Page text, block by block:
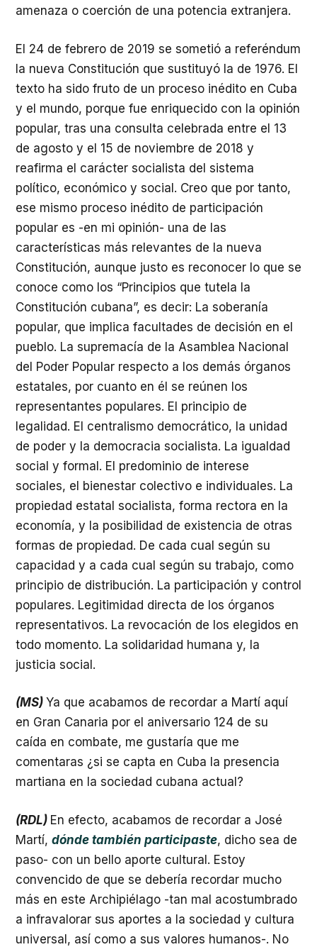
amenaza o coerción de una potencia extranjera.
El 24 de febrero de 2019 se sometió a referéndum
la nueva Constitución que sustituyó la de 1976. El
texto ha sido fruto de un proceso inédito en Cuba
y el mundo, porque fue enriquecido con la opinión
popular, tras una consulta celebrada entre el 13
de agosto y el 15 de noviembre de 2018 y
reafirma el carácter socialista del sistema
político, económico y social. Creo que por tanto,
ese mismo proceso inédito de participación
popular es -en mi opinión- una de las
características más relevantes de la nueva
Constitución, aunque justo es reconocer lo que se
conoce como los “Principios que tutela la
Constitución cubana”, es decir: La soberanía
popular, que implica facultades de decisión en el
pueblo. La supremacía de la Asamblea Nacional
del Poder Popular respecto a los demás órganos
estatales, por cuanto en él se reúnen los
representantes populares. El principio de
legalidad. El centralismo democrático, la unidad
de poder y la democracia socialista. La igualdad
social y formal. El predominio de interese
sociales, el bienestar colectivo e individuales. La
propiedad estatal socialista, forma rectora en la
economía, y la posibilidad de existencia de otras
formas de propiedad. De cada cual según su
capacidad y a cada cual según su trabajo, como
principio de distribución. La participación y control
populares. Legitimidad directa de los órganos
representativos. La revocación de los elegidos en
todo momento. La solidaridad humana y, la
justicia social.
(MS) Ya que acabamos de recordar a Martí aquí
en Gran Canaria por el aniversario 124 de su
caída en combate, me gustaría que me
comentaras ¿si se capta en Cuba la presencia
martiana en la sociedad cubana actual?
(RDL) En efecto, acabamos de recordar a José
Martí, dónde también participaste, dicho sea de
paso- con un bello aporte cultural. Estoy
convencido de que se debería recordar mucho
más en este Archipiélago -tan mal acostumbrado
a infravalorar sus aportes a la sociedad y cultura
universal, así como a sus valores humanos-. No